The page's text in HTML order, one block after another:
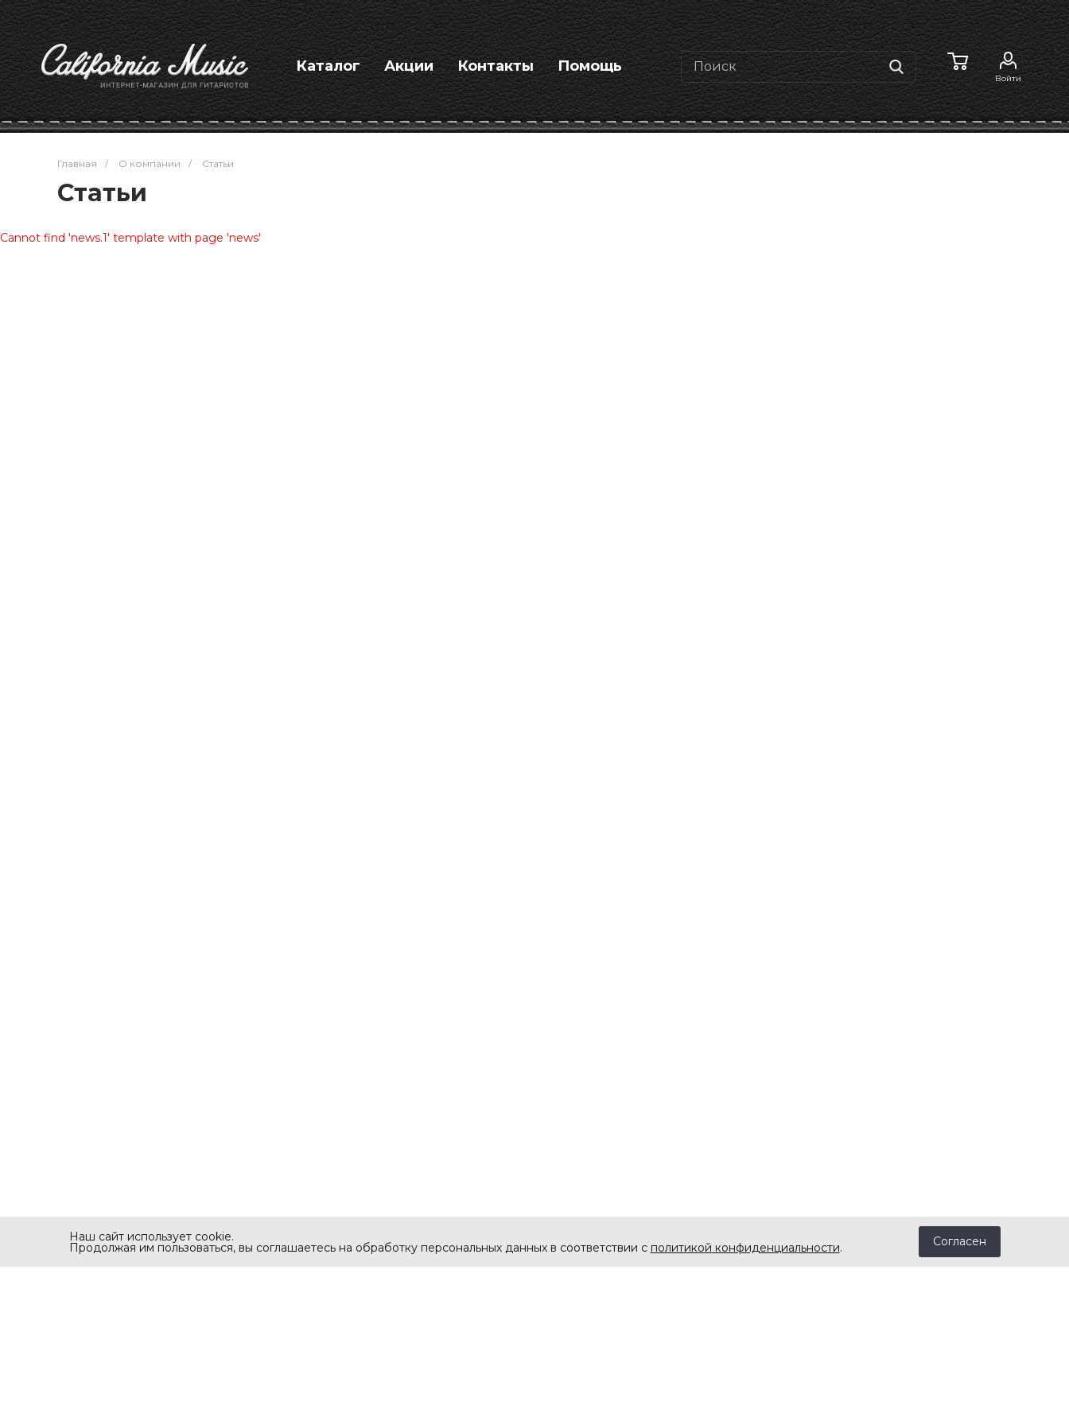
Каталог Акции Контакты Помощь
Войти
Главная / О компании / Статьи
Статьи
Cannot find 'news.1' template with page 'news'
Наш сайт использует cookie.
Продолжая им пользоваться, вы соглашаетесь на обработку персональных данных в соответствии с политикой конфиденциальности. Согласен